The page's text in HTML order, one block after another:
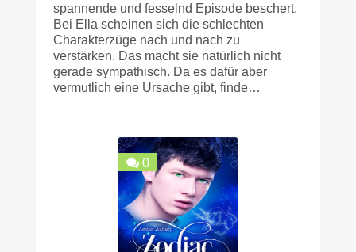
spannende und fesselnd Episode beschert.
Bei Ella scheinen sich die schlechten
Charakterzüge nach und nach zu
verstärken. Das macht sie natürlich nicht
gerade sympathisch. Da es dafür aber
vermutlich eine Ursache gibt, finde…
0